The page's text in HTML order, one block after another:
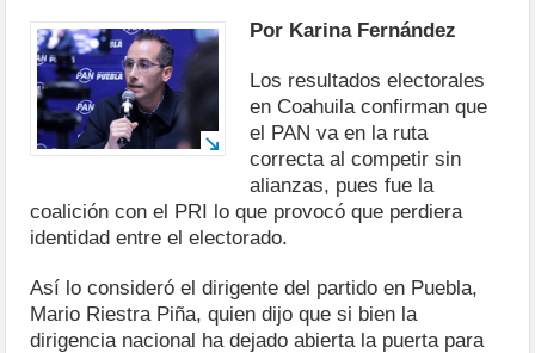
Por Karina Fernández
Los resultados electorales
en Coahuila confirman que
el PAN va en la ruta
correcta al competir sin
alianzas, pues fue la
coalición con el PRI lo que provocó que perdiera
identidad entre el electorado.
Así lo consideró el dirigente del partido en Puebla,
Mario Riestra Piña, quien dijo que si bien la
dirigencia nacional ha dejado abierta la puerta para